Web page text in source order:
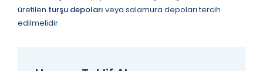
üretilen turşu depoları veya salamura depoları tercih
edilmelidir.